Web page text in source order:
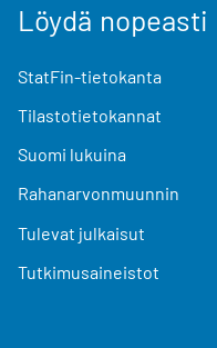
Löydä nopeasti
StatFin-tietokanta
Tilastotietokannat
Suomi lukuina
Rahanarvonmuunnin
Tulevat julkaisut
Tutkimusaineistot